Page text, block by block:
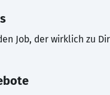
Job, der wirklich zu